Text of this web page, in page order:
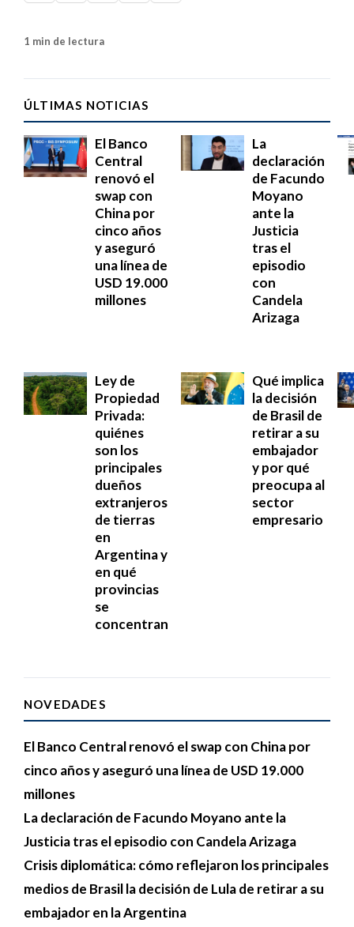
1 min de lectura
ÚLTIMAS NOTICIAS
El Banco
Central
renovó el
swap con
China por
cinco años
y aseguró
una línea de
USD 19.000
millones
La
declaración
de Facundo
Moyano
ante la
Justicia
tras el
episodio
con
Candela
Arizaga
Ley de
Propiedad
Privada:
quiénes
son los
principales
dueños
extranjeros
de tierras
en
Argentina y
en qué
provincias
se
concentran
Qué implica
la decisión
de Brasil de
retirar a su
embajador
y por qué
preocupa al
sector
empresario
NOVEDADES
El Banco Central renovó el swap con China por
cinco años y aseguró una línea de USD 19.000
millones
La declaración de Facundo Moyano ante la
Justicia tras el episodio con Candela Arizaga
Crisis diplomática: cómo reflejaron los principales
medios de Brasil la decisión de Lula de retirar a su
embajador en la Argentina